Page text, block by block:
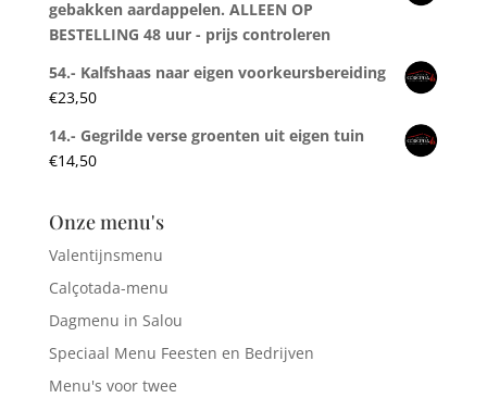
gebakken aardappelen. ALLEEN OP
BESTELLING 48 uur - prijs controleren
54.- Kalfshaas naar eigen voorkeursbereiding
€23,50
14.- Gegrilde verse groenten uit eigen tuin
€14,50
Onze menu's
Valentijnsmenu
Calçotada-menu
Dagmenu in Salou
Speciaal Menu Feesten en Bedrijven
Menu's voor twee